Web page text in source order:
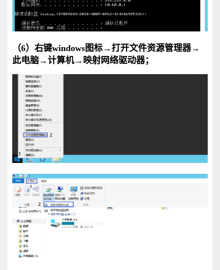
（6）右键windows图标→打开文件资源管理器→
此电脑→计算机→映射网络驱动器；